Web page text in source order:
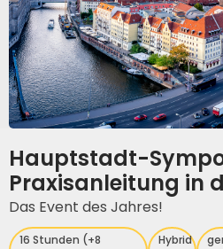
Hauptstadt-
Praxisanleitung in
Das Event des Jahres!
16 Stunden (+8
Hybrid